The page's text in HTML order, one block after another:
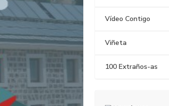
Vídeo Contigo
Viñeta
100 Extraños-as